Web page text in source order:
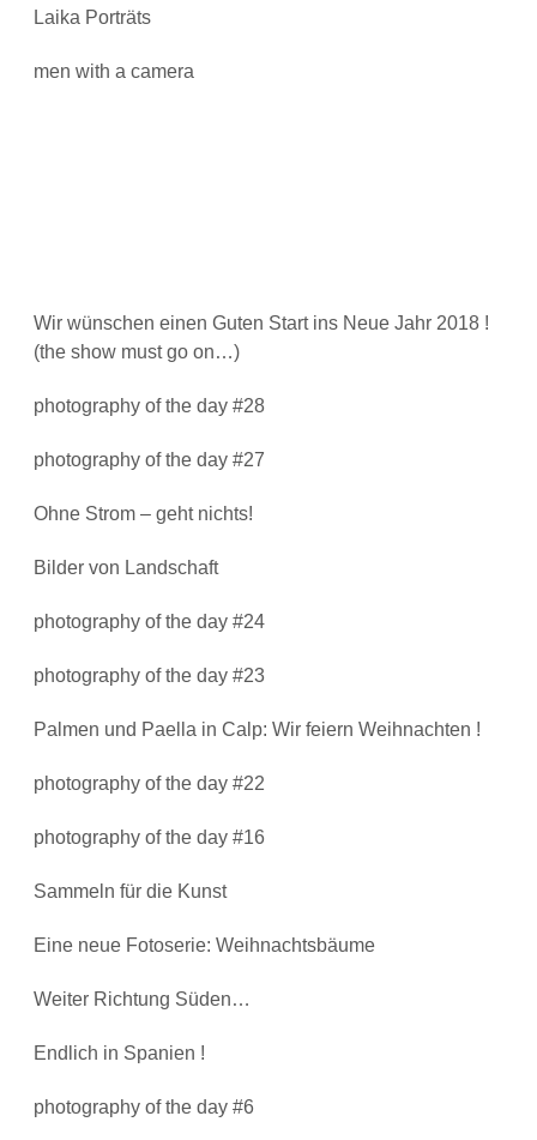
Laika Porträts
men with a camera
Wir wünschen einen Guten Start ins Neue Jahr 2018 !
(the show must go on…)
photography of the day #28
photography of the day #27
Ohne Strom – geht nichts!
Bilder von Landschaft
photography of the day #24
photography of the day #23
Palmen und Paella in Calp: Wir feiern Weihnachten !
photography of the day #22
photography of the day #16
Sammeln für die Kunst
Eine neue Fotoserie: Weihnachtsbäume
Weiter Richtung Süden…
Endlich in Spanien !
photography of the day #6